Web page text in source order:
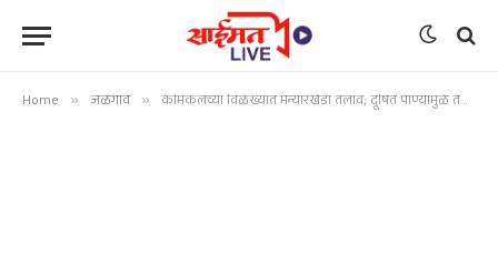
Home » जळगाव » केमिकलच्या विळख्यात मन्यारखेडा तलाव; दूषित पाण्यामुळे तब्बल १ टन माशांचा मृत्यू, मच्छीमारांचे लाखो रुपयांचे नुकसान!